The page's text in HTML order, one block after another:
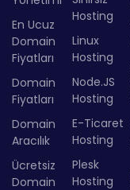
En Ucuz
Domain
Fiyatları
Domain
Fiyatları
Domain
Aracılık
Ücretsiz
Domain
Hosting
Linux
Hosting
Node.JS
Hosting
E-Ticaret
Hosting
Plesk
Hosting